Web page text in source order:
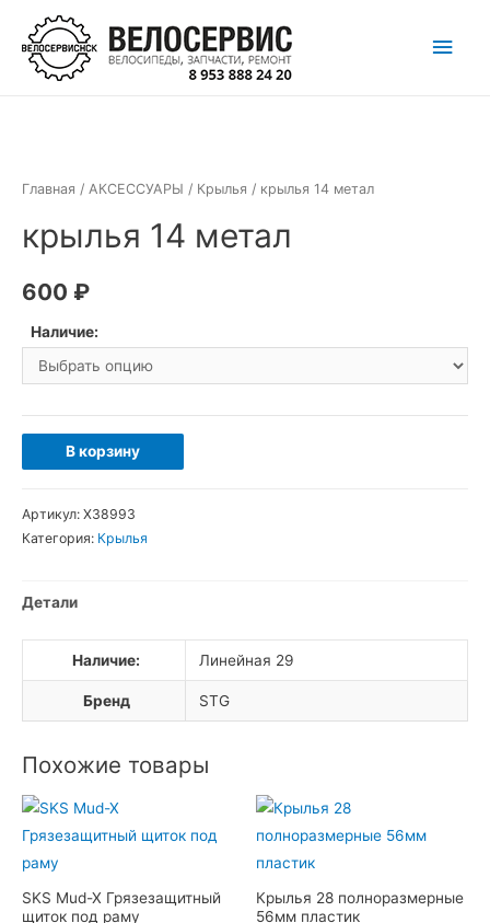
Перейти
содержимому
Главная / АКСЕССУАРЫ / Крылья / крылья 14 метал
крылья 14 метал
600 ₽
Наличие:
Количество
товара
14
В корзину
Артикул: Х38993
Категория: Крылья
Детали
Наличие: Линейная 29
Бренд STG
Похожие товары
SKS Mud-X Грязезащитный
щиток под раму
Крылья 28 полноразмерные
56мм пластик